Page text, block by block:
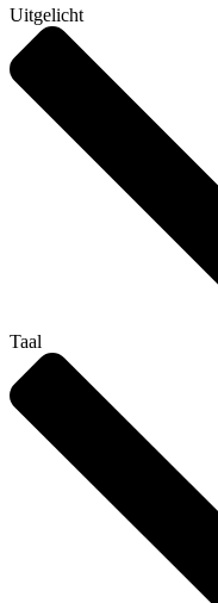
Uitgelicht
Taal